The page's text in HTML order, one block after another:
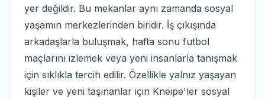
yer değildir. Bu mekanlar aynı zamanda sosyal
yaşamın merkezlerinden biridir. İş çıkışında
arkadaşlarla buluşmak, hafta sonu futbol
maçlarını izlemek veya yeni insanlarla tanışmak
için sıklıkla tercih edilir. Özellikle yalnız yaşayan
kişiler ve yeni taşınanlar için Kneipe'ler sosyal